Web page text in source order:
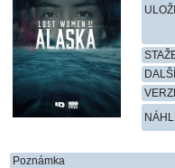
Poznámka